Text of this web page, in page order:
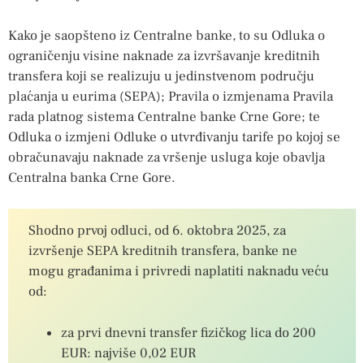
Kako je saopšteno iz Centralne banke, to su Odluka o
ograničenju visine naknade za izvršavanje kreditnih
transfera koji se realizuju u jedinstvenom području
plaćanja u eurima (SEPA); Pravila o izmjenama Pravila
rada platnog sistema Centralne banke Crne Gore; te
Odluka o izmjeni Odluke o utvrđivanju tarife po kojoj se
obračunavaju naknade za vršenje usluga koje obavlja
Centralna banka Crne Gore.
Shodno prvoj odluci, od 6. oktobra 2025, za
izvršenje SEPA kreditnih transfera, banke ne
mogu građanima i privredi naplatiti naknadu veću
od:
za prvi dnevni transfer fizičkog lica do 200
EUR: najviše 0,02 EUR